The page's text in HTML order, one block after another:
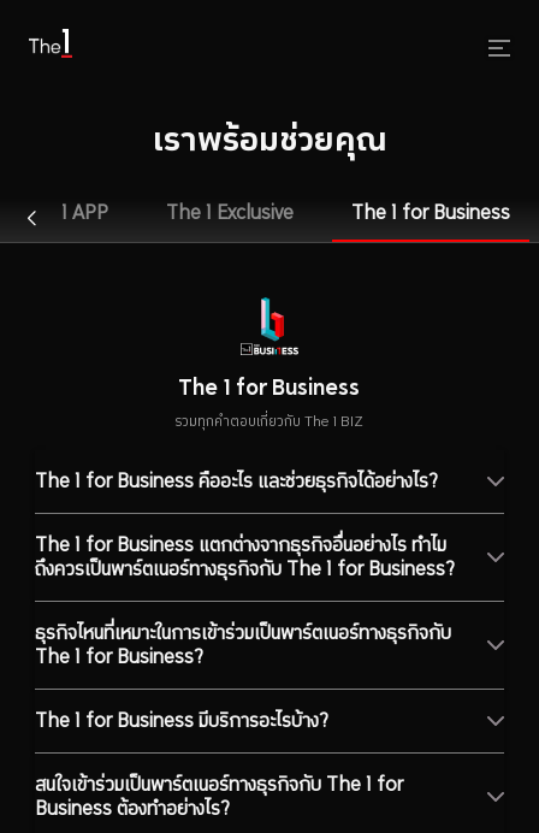
เราพร้อมช่วยคุณ
The 1 APP The 1 Exclusive The 1 for Business
The 1 for Business
รวมทุกคำตอบเกี่ยวกับ The 1 BIZ
The 1 for Business คืออะไร และช่วยธุรกิจได้อย่างไร?
The 1 for Business แตกต่างจากธุรกิจอื่นอย่างไร ทำไม
ถึงควรเป็นพาร์ตเนอร์ทางธุรกิจกับ The 1 for Business?
ธุรกิจไหนที่เหมาะในการเข้าร่วมเป็นพาร์ตเนอร์ทางธุรกิจกับ
The 1 for Business?
The 1 for Business มีบริการอะไรบ้าง?
สนใจเข้าร่วมเป็นพาร์ตเนอร์ทางธุรกิจกับ The 1 for
Business ต้องทำอย่างไร?